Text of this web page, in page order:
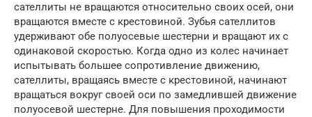
сателлиты не вращаются относительно своих осей, они
вращаются вместе с крестовиной. Зубья сателлитов
удерживают обе полуосевые шестерни и вращают их с
одинаковой скоростью. Когда одно из колес начинает
испытывать большее сопротивление движению,
сателлиты, вращаясь вместе с крестовиной, начинают
вращаться вокруг своей оси по замедлившей движение
полуосевой шестерне. Для повышения проходимости